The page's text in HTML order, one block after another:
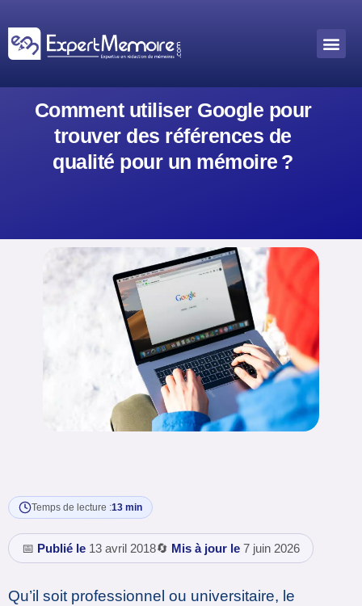
au
contenu
Comment utiliser Google pour
trouver des références de
qualité pour un mémoire ?
Temps de lecture :13 min
📅 Publié le 13 avril 2018🔄 Mis à jour le 7 juin 2026
Qu’il soit professionnel ou universitaire, le